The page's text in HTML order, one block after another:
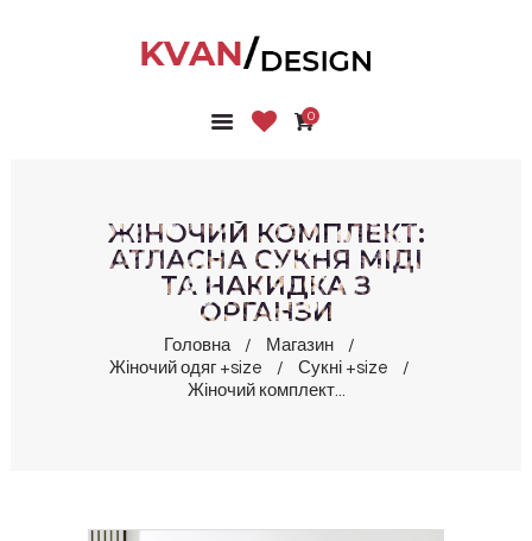
0
ЖІНОЧИЙ КОМПЛЕКТ:
АТЛАСНА СУКНЯ МІДІ
ТА НАКИДКА З
ОРГАНЗИ
Головна
Магазин
Жіночий одяг +size
Сукні +size
Жіночий комплект...
ГОЛОВНА
ПРО НАС
БЛОГ
КОНТАКТИ
КАБІНЕТ